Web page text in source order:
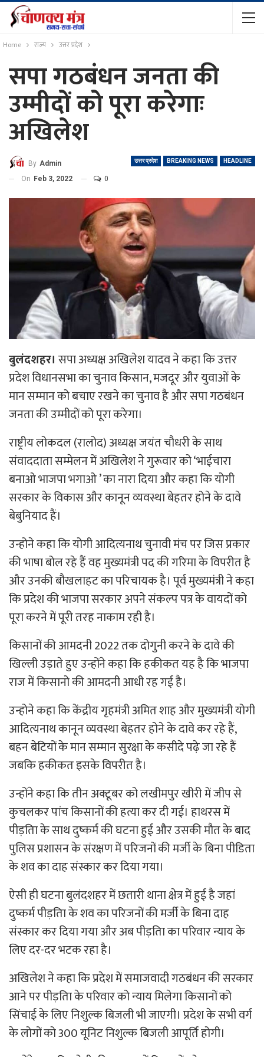
Home राज्य उत्तर प्रदेश
सपा गठबंधन जनता की
उम्मीदों को पूरा करेगाः
अखिलेश
उत्तर प्रदेश BREAKING NEWS HEADLINE
By Admin
On Feb 3, 2022 0
बुलंदशहर। सपा अध्यक्ष अखिलेश यादव ने कहा कि उत्तर
प्रदेश विधानसभा का चुनाव किसान, मजदूर और युवाओं के
मान सम्मान को बचाए रखने का चुनाव है और सपा गठबंधन
जनता की उम्मीदों को पूरा करेगा।
राष्ट्रीय लोकदल (रालोद) अध्यक्ष जयंत चौधरी के साथ
संवाददाता सम्मेलन में अखिलेश ने गुरूवार को ‘भाईचारा
बनाओ भाजपा भगाओ ’ का नारा दिया और कहा कि योगी
सरकार के विकास और कानून व्यवस्था बेहतर होने के दावे
बेबुनियाद हैं।
उन्होने कहा कि योगी आदित्यनाथ चुनावी मंच पर जिस प्रकार
की भाषा बोल रहे हैं वह मुख्यमंत्री पद की गरिमा के विपरीत है
और उनकी बौखलाहट का परिचायक है। पूर्व मुख्यमंत्री ने कहा
कि प्रदेश की भाजपा सरकार अपने संकल्प पत्र के वायदों को
पूरा करने में पूरी तरह नाकाम रही है।
किसानों की आमदनी 2022 तक दोगुनी करने के दावे की
खिल्ली उड़ाते हुए उन्होंने कहा कि हकीकत यह है कि भाजपा
राज में किसानो की आमदनी आधी रह गई है।
उन्होने कहा कि केंद्रीय गृहमंत्री अमित शाह और मुख्यमंत्री योगी
आदित्यनाथ कानून व्यवस्था बेहतर होने के दावे कर रहे हैं,
बहन बेटियों के मान सम्मान सुरक्षा के कसीदे पढ़े जा रहे हैं
जबकि हकीकत इसके विपरीत है।
उन्होंने कहा कि तीन अक्टूबर को लखीमपुर खीरी में जीप से
कुचलकर पांच किसानों की हत्या कर दी गई। हाथरस में
पीड़तिा के साथ दुष्कर्म की घटना हुई और उसकी मौत के बाद
पुलिस प्रशासन के संरक्षण में परिजनों की मर्जी के बिना पीडिता
के शव का दाह संस्कार कर दिया गया।
ऐसी ही घटना बुलंदशहर में छतारी थाना क्षेत्र में हुई है जहां
दुष्कर्म पीड़तिा के शव का परिजनों की मर्जी के बिना दाह
संस्कार कर दिया गया और अब पीड़तिा का परिवार न्याय के
लिए दर-दर भटक रहा है।
अखिलेश ने कहा कि प्रदेश में समाजवादी गठबंधन की सरकार
आने पर पीड़तिा के परिवार को न्याय मिलेगा किसानों को
सिंचाई के लिए निशुल्क बिजली भी जाएगी। प्रदेश के सभी वर्ग
के लोगों को 300 यूनिट निशुल्क बिजली आपूर्ति होगी।